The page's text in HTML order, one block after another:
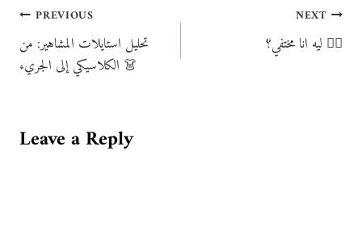
Post
navigation
PREVIOUS
تحليل استايلات المشاهير: من
الكلاسيكي إلى الجريء 👗
NEXT
ليه انا مختفي؟ 😶‍🌫️
Leave a Reply